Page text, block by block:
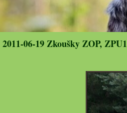
2011-06-19 Zkoušky ZOP, ZPU1